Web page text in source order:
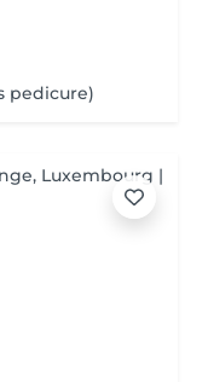
pedicure)